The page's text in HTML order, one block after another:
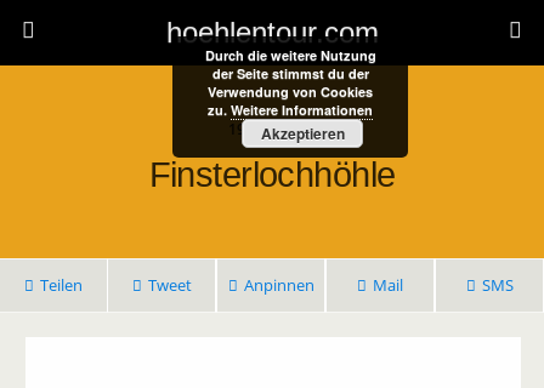
hoehlentour.com
19. Mai 2021
Finsterlochhöhle
Teilen Tweet Anpinnen Mail SMS
Durch die weitere Nutzung
der Seite stimmst du der
Verwendung von Cookies
zu. Weitere Informationen
Akzeptieren